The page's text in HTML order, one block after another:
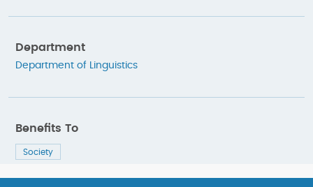
Department
Department of Linguistics
Benefits To
Society